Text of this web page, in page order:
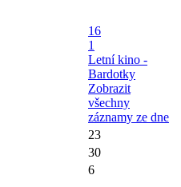
16
1
Letní kino -
Bardotky
Zobrazit
všechny
záznamy ze dne
23
30
6